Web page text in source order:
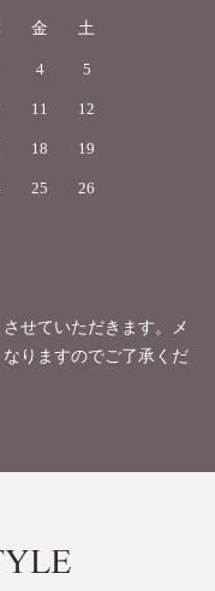
金 土
4 5
11 12
18 19
25 26
せていただきます。メ
りますのでご了承くだ